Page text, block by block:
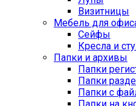
Визитницы
Мебель для
Сейфы
Кресла и
Папки и архивы
Папки
Папки
Папки с